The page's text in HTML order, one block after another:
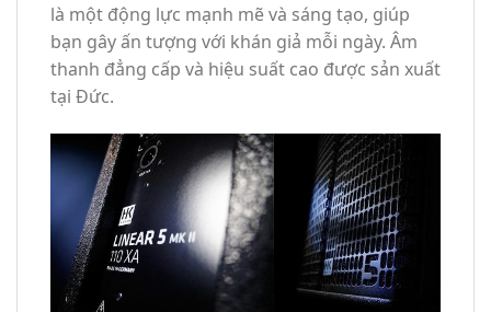
là một động lực mạnh mẽ và sáng tạo, giúp
bạn gây ấn tượng với khán giả mỗi ngày. Âm
thanh đẳng cấp và hiệu suất cao được sản xuất
tại Đức.